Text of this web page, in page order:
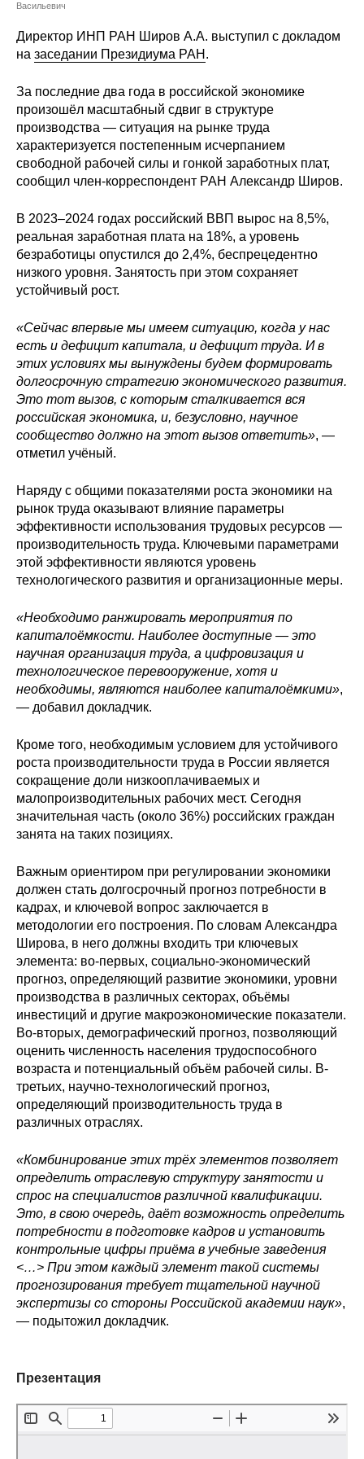
Отчетность
Противодействие коррупции
Материалы для СМИ
Публикации
Издания
Проблемы прогнозирования
Номера журналов
Редакционная этика
Информация для авторов
Общие требования
Стандарты оформления
Научные труды
О журнале
Выпуски
Редакционная этика
Информация для авторов
Стандарты оформления
Семинары
Российско-французский семинар
ЦДУ
Отрасли и регионы
Inforum
Ученый совет
Материалы
О совете
Регулярные прогнозы
Квартальный прогноз
Краткосрочный прогноз
Оценка индекса промышленного
производства
экономика России»
Васильевич
Директор ИНП РАН Широв А.А. выступил с докладом
на заседании Президиума РАН .
За последние два года в российской экономике
произошёл масштабный сдвиг в структуре
производства — ситуация на рынке труда
характеризуется постепенным исчерпанием
свободной рабочей силы и гонкой заработных плат,
сообщил член-корреспондент РАН Александр Широв.
В 2023–2024 годах российский ВВП вырос на 8,5%,
реальная заработная плата на 18%, а уровень
безработицы опустился до 2,4%, беспрецедентно
низкого уровня. Занятость при этом сохраняет
устойчивый рост.
«Сейчас впервые мы имеем ситуацию, когда у нас
есть и дефицит капитала, и дефицит труда. И в
этих условиях мы вынуждены будем формировать
долгосрочную стратегию экономического развития.
Это тот вызов, с которым сталкивается вся
российская экономика, и, безусловно, научное
сообщество должно на этот вызов ответить», —
отметил учёный.
Наряду с общими показателями роста экономики на
рынок труда оказывают влияние параметры
эффективности использования трудовых ресурсов —
производительность труда. Ключевыми параметрами
этой эффективности являются уровень
технологического развития и организационные меры.
«Необходимо ранжировать мероприятия по
капиталоёмкости. Наиболее доступные — это
научная организация труда, а цифровизация и
технологическое перевооружение, хотя и
необходимы, являются наиболее капиталоёмкими»,
— добавил докладчик.
Кроме того, необходимым условием для устойчивого
роста производительности труда в России является
сокращение доли низкооплачиваемых и
малопроизводительных рабочих мест. Сегодня
значительная часть (около 36%) российских граждан
занята на таких позициях.
Важным ориентиром при регулировании экономики
должен стать долгосрочный прогноз потребности в
кадрах, и ключевой вопрос заключается в
методологии его построения. По словам Александра
Широва, в него должны входить три ключевых
элемента: во-первых, социально-экономический
прогноз, определяющий развитие экономики, уровни
производства в различных секторах, объёмы
инвестиций и другие макроэкономические показатели.
Во-вторых, демографический прогноз, позволяющий
оценить численность населения трудоспособного
возраста и потенциальный объём рабочей силы. В-
третьих, научно-технологический прогноз,
определяющий производительность труда в
различных отраслях.
«Комбинирование этих трёх элементов позволяет
определить отраслевую структуру занятости и
спрос на специалистов различной квалификации.
Это, в свою очередь, даёт возможность определить
потребности в подготовке кадров и установить
контрольные цифры приёма в учебные заведения
<…> При этом каждый элемент такой системы
прогнозирования требует тщательной научной
экспертизы со стороны Российской академии наук»,
— подытожил докладчик.
Презентация